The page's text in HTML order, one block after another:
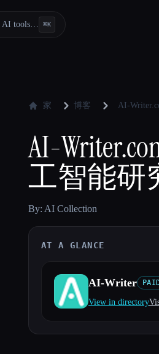
AI tools… ⌘K
家 博客 AI-
AI-
工智能研
By: AI Collection
AT A GLANCE
AI-Writer
View in directory